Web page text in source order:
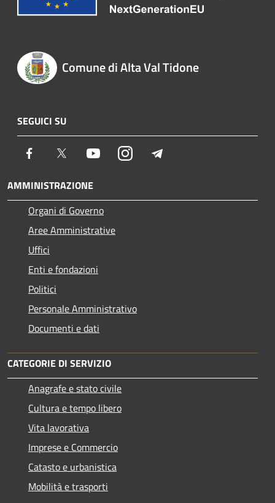
Comune di Alta Val Tidone
SEGUICI SU
Facebook Twitter YoutubeInstagram
AMMINISTRAZIONE
Organi di Governo
Aree Amministrative
Uffici
Enti e fondazioni
Politici
Personale Amministrativo
Documenti e dati
CATEGORIE DI SERVIZIO
Anagrafe e stato civile
Cultura e tempo libero
Vita lavorativa
Imprese e Commercio
Catasto e urbanistica
Mobilità e trasporti